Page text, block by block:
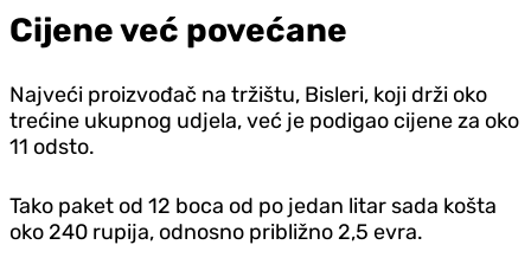
Cijene već povećane
Najveći proizvođač na tržištu, Bisleri, koji drži oko
trećine ukupnog udjela, već je podigao cijene za oko
11 odsto.
Tako paket od 12 boca od po jedan litar sada košta
oko 240 rupija, odnosno približno 2,5 evra.